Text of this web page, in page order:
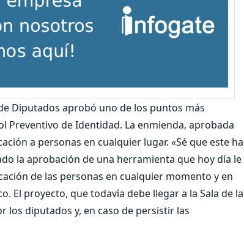
Diputados aprobó uno de los puntos más
Preventivo de Identidad. La enmienda, aprobada
a personas en cualquier lugar. «Sé que este ha
la aprobación de una herramienta que hoy día le
de las personas en cualquier momento y en
El proyecto, que todavía debe llegar a la Sala de la
los diputados y, en caso de persistir las